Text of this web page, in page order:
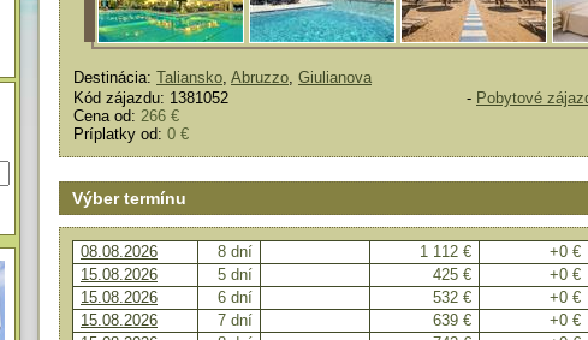
Destinácia: Taliansko, Abruzzo, Giulianova
Kód zájazdu: 1381052
Cena od: 266 €
Príplatky od: 0 €
- Pobytové
Výber termínu
08.08.2026 8 dní 1 112 €
+0 €
15.08.2026
5 dní 425 €
+0 €
15.08.2026
6 dní 532 €
+0 €
15.08.2026
7 dní 639 €
+0 €